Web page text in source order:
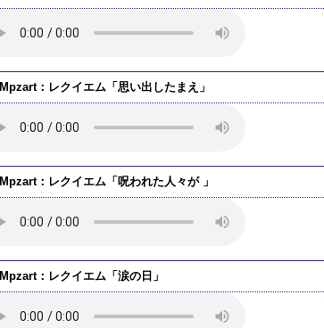
Mpzart：レクイエム「思い出したまえ」
Mpzart：レクイエム「呪われた人々が 」
Mpzart：レクイエム「涙の日」